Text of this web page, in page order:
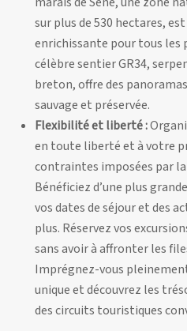
sur plus de 530 hectares,
enrichissante pour tous les
célèbre sentier GR34,
breton, offre des
sauvage et préservée.
Flexibilité et liberté :
en toute liberté et à votre
contraintes imposées par
Bénéficiez d’une plus
vos dates de séjour et des
plus. Réservez vos
sans avoir à affronter les
Imprégnez-vous
unique et découvrez les
des circuits touristiques